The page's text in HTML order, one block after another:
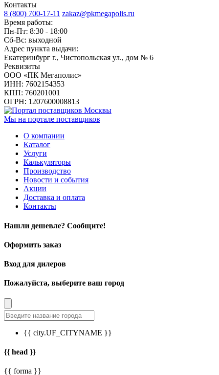
Контакты
8 (800) 700-17-11 zakaz@pkmegapolis.ru
Время работы:
Пн-Пт: 8:30 - 18:00
Сб-Вс: выходной
Адрес пункта выдачи:
Екатеринбург г., Чистопольская ул., дом № 6
Реквизиты
ООО «ПК Мегаполис»
ИНН: 7602154353
КПП: 760201001
ОГРН: 1207600008813
Мы на портале поставщиков
О компании
Каталог
Услуги
Калькуляторы
Производство
Новости и события
Акции
Доставка и оплата
Контакты
Нашли дешевле? Сообщите!
Оформить заказ
Вход для дилеров
Пожалуйста, выберите ваш город
{{ city.UF_CITYNAME }}
{{ head }}
{{ forma }}